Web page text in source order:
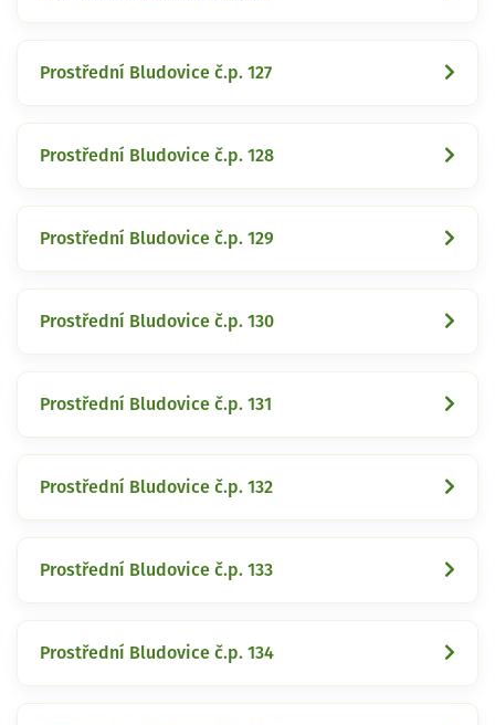
Prostřední Bludovice č.p. 127
Prostřední Bludovice č.p. 128
Prostřední Bludovice č.p. 129
Prostřední Bludovice č.p. 130
Prostřední Bludovice č.p. 131
Prostřední Bludovice č.p. 132
Prostřední Bludovice č.p. 133
Prostřední Bludovice č.p. 134